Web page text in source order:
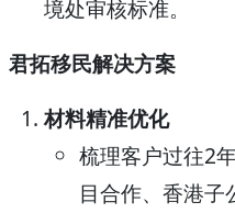
境处审核标准。
君拓移民解决方案
材料精准优化
梳理客户过往2
目合作、香港子